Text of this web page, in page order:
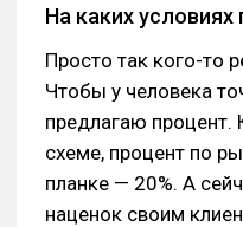
На каких условиях
Просто так кого-то
Чтобы у человека
предлагаю процент.
схеме, процент по
планке — 20%. А
наценок своим